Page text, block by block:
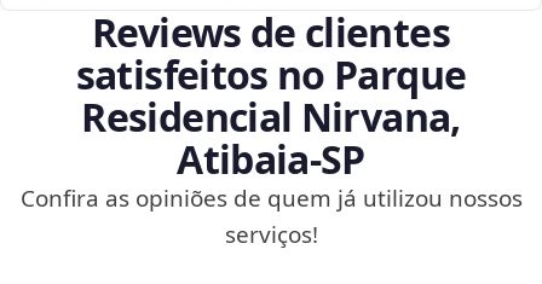
Reviews de clientes
satisfeitos no Parque
Residencial Nirvana,
Atibaia‑SP
Confira as opiniões de quem já utilizou nossos
serviços!